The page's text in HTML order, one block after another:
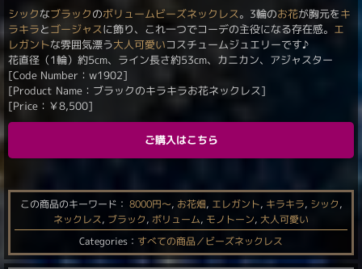
シックなブラックのボリュームビーズネックレス。3輪のお花が胸元をキ
ラキラとゴージャスに飾り、これ一つでコーデの主役になる存在感。 エ
レガントな雰囲気漂う大人可愛いコスチュームジュエリーです♪
花直径（1輪）約5cm、ライン長さ約53cm、カニカン、アジャスター
[Code Number：w1902]
[Product Name：ブラックのキラキラお花ネックレス]
[Price： ￥8,500]
ご購入はこちら
この商品のキーワード： 8000円〜, お花畑, エレガント, キラキラ, シック,
ネックレス, ブラック, ボリューム, モノトーン, 大人可愛い
Categories： すべての商品／ビーズネックレス